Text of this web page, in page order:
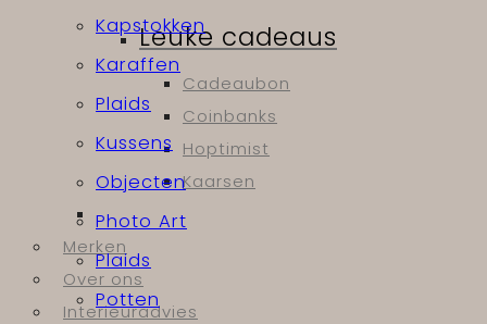
Leuke cadeaus
Cadeaubon
Coinbanks
Hoptimist
Kaarsen
Merken
Over ons
Interieuradvies
Kapstokken
Karaffen
Plaids
Kussens
Objecten
Photo Art
Plaids
Potten